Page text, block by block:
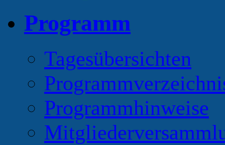
Programm
Tagesübersichten
Programmhinweise